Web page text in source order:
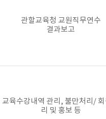
관할교육청 교원직무연수
결과보고
교육수강내역 관리, 불만처리/
리 및 홍보 등